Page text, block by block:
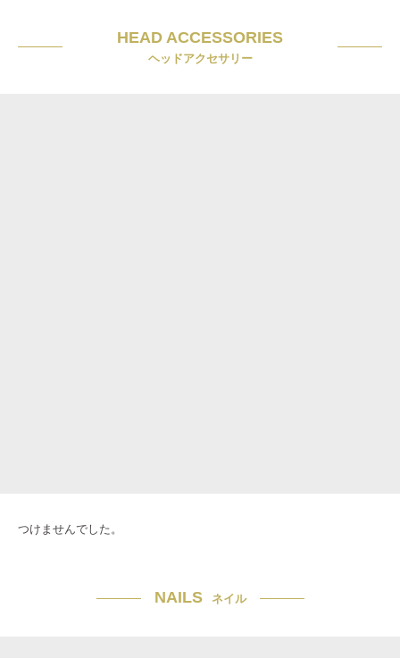
HEAD ACCESSORIES
ヘッドアクセサリー
つけませんでした。
NAILS ネイル